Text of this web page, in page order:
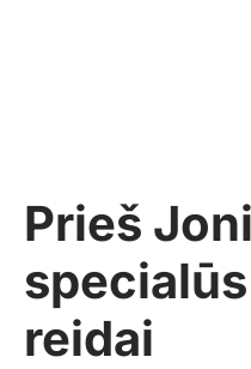
Prieš
reidai